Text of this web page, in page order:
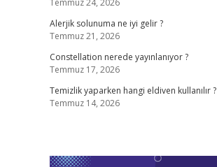
Temmuz 24, 2026
Alerjik solunuma ne iyi gelir ?
Temmuz 21, 2026
Constellation nerede yayınlanıyor ?
Temmuz 17, 2026
Temizlik yaparken hangi eldiven kullanılır ?
Temmuz 14, 2026